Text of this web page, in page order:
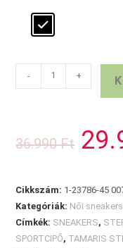
TAMARIS
STEP-
black
- +
36.990Ft
Original
price
was:
Cikkszám: 1-23786-45
Kategóriák: Női sneakers
Címkék: SNEAKERS,
SPORTCIPŐ, TAMARIS